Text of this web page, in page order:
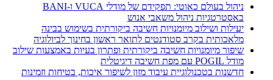
ניהול בעולם כאוטי: תפקידם של מודלי VUCA ו-BANI
באסטרטגיות ניהול משאבי אנוש
יעילות ושילוב מיומנויות חשיבה ביקורתית בשימוש בבינה
מלאכותית בקרב סטודנטים לתואר ראשון בחינוך לביולוגיה
שיפור מיומנויות חשיבה ביקורתית ופתרון בעיות באמצעות שילוב
מודל POGIL עם מפת חשיבה דיגיטלית
חדשנות בטכנולוגיית עיבוד מזון לשיפור איכות, בטיחות וזמינות